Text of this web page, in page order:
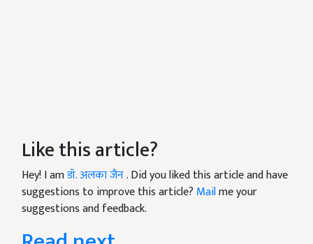
Like this article?
Hey! I amडॉ. अलका जैन. Did you liked this article and have
suggestions to improve this article? Mailme your
suggestions and feedback.